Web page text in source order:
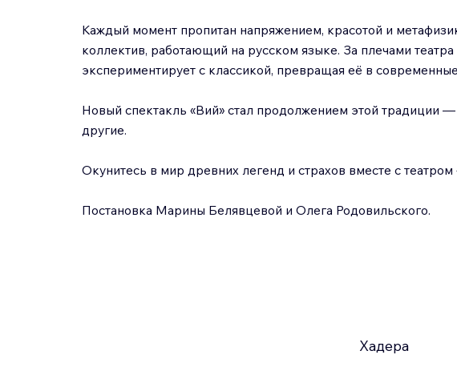
Каждый момент пропитан напряжением, красотой и
коллектив, работающий на русском языке. За плечами
экспериментирует с классикой, превращая её в
Новый спектакль «Вий» стал продолжением этой традиции
другие.
Окунитесь в мир древних легенд и страхов вместе с
Постановка Марины Белявцевой и Олега Родовильского.
Хадера